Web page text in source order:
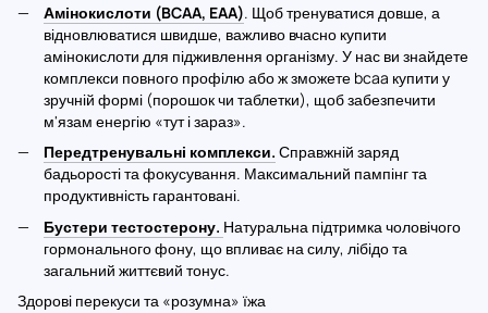
Амінокислоти (BCAA, EAA). Щоб тренуватися довше, а
відновлюватися швидше, важливо вчасно купити
амінокислоти для підживлення організму. У нас ви знайдете
комплекси повного профілю або ж зможете bcaa купити у
зручній формі (порошок чи таблетки), щоб забезпечити
м'язам енергію «тут і зараз».
Передтренувальні комплекси. Справжній заряд
бадьорості та фокусування. Максимальний пампінг та
продуктивність гарантовані.
Бустери тестостерону. Натуральна підтримка чоловічого
гормонального фону, що впливає на силу, лібідо та
загальний життєвий тонус.
Здорові перекуси та «розумна» їжа